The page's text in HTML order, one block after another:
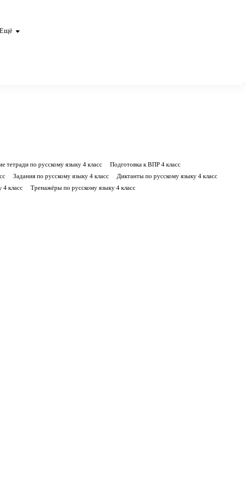
Ещё
тетради по русскому языку 4 класс
Подготовка к ВПР 4 класс
Задания по русскому языку 4 класс
Диктанты по русскому языку 4 класс
4 класс
Тренажёры по русскому языку 4 класс